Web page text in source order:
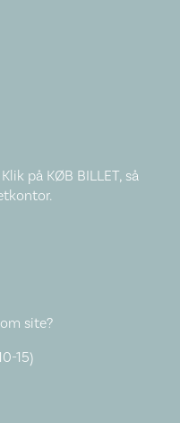
på KØB BILLET, så
site?
15)